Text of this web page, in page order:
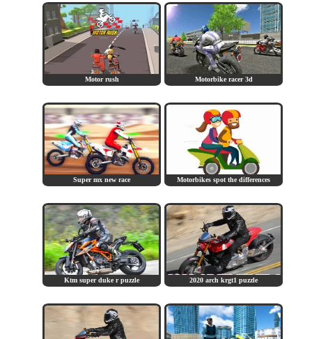
Motor rush Motorbike racer 3d
Super mx new race Motorbikes spot the differences
Ktm super duke r puzzle 2020 arch krgt1 puzzle